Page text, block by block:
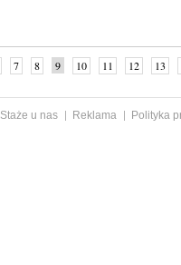
7 8 9 10 11 12 13
Staże u nas Reklama
Polityka